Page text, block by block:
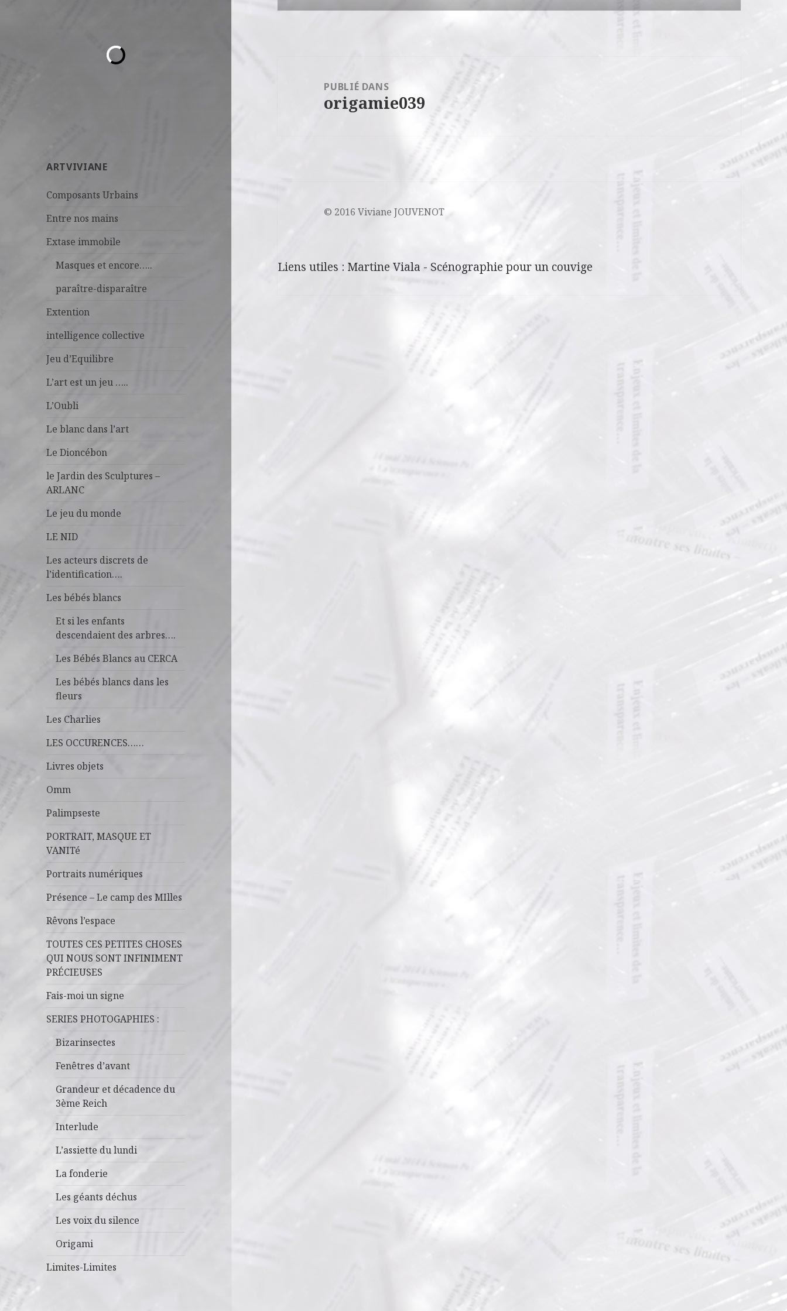
ARTVIVIANE
Composants Urbains
Entre nos mains
Extase immobile
Masques et encore…..
paraître-disparaître
Extention
intelligence collective
Jeu d’Equilibre
L’art est un jeu …..
L’Oubli
Le blanc dans l’art
Le Dioncébon
le Jardin des Sculptures –
ARLANC
Le jeu du monde
LE NID
Les acteurs discrets de
l’identification….
Les bébés blancs
Et si les enfants
descendaient des arbres….
Les Bébés Blancs au CERCA
Les bébés blancs dans les
fleurs
Les Charlies
LES OCCURENCES……
Livres objets
Omm
Palimpseste
PORTRAIT, MASQUE ET
VANITé
Portraits numériques
Présence – Le camp des MIlles
Rêvons l’espace
TOUTES CES PETITES CHOSES
QUI NOUS SONT INFINIMENT
PRÉCIEUSES
Fais-moi un signe
SERIES PHOTOGAPHIES :
Bizarinsectes
Fenêtres d’avant
Grandeur et décadence du
3ème Reich
Interlude
L’assiette du lundi
La fonderie
Les géants déchus
Les voix du silence
Origami
Limites-Limites
l’article
PUBLIÉ DANS
origamie039
© 2016 Viviane JOUVENOT
Liens utiles : Martine Viala - Scénographie pour un couvige